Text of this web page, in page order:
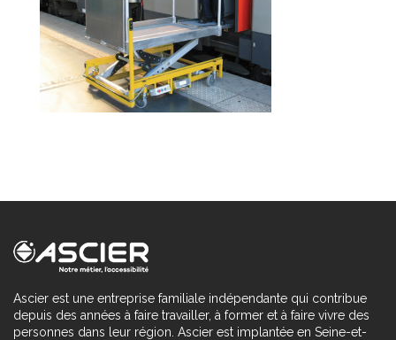
Ascier est une entreprise familiale indépendante qui contribue
depuis des années à faire travailler, à former et à faire vivre des
personnes dans leur région. Ascier est implantée en Seine-et-